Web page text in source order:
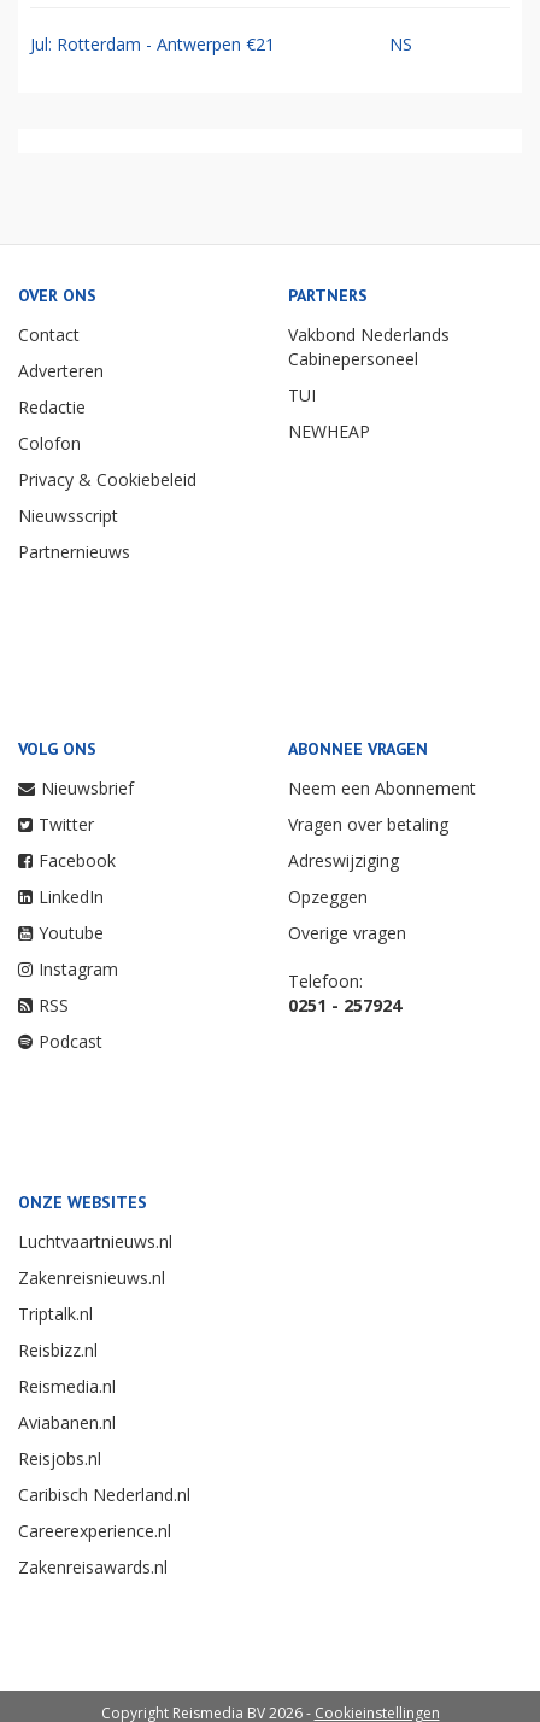
Jul: Rotterdam - Antwerpen €21 NS
OVER ONS
Contact
Adverteren
Redactie
Colofon
Privacy & Cookiebeleid
Nieuwsscript
Partnernieuws
PARTNERS
Vakbond Nederlands
Cabinepersoneel
TUI
NEWHEAP
VOLG ONS
Nieuwsbrief
Twitter
Facebook
LinkedIn
Youtube
Instagram
RSS
Podcast
ABONNEE VRAGEN
Neem een Abonnement
Vragen over betaling
Adreswijziging
Opzeggen
Overige vragen
Telefoon:
0251 - 257924
ONZE WEBSITES
Luchtvaartnieuws.nl
Zakenreisnieuws.nl
Triptalk.nl
Reisbizz.nl
Reismedia.nl
Aviabanen.nl
Reisjobs.nl
Caribisch Nederland.nl
Careerexperience.nl
Zakenreisawards.nl
Copyright Reismedia BV 2026 - Cookieinstellingen